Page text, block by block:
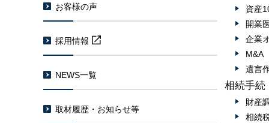
お客様の声
採用情報
NEWS一覧
取材履歴・お知らせ等
資産
開業
企業
M&A
遺言
相続手続
財産
相続